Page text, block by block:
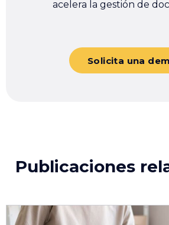
acelera la gestión de
Solicita una
Publicaciones